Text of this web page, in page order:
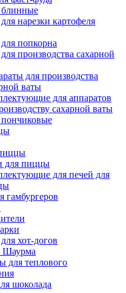
нарезки картофеля
попкорна
производства сахарной
для производства
ваты
для аппаратов
сахарной ваты
для пиццы
для печей для
гамбургеров
хот-догов
Шаурма
для теплового
шоколада